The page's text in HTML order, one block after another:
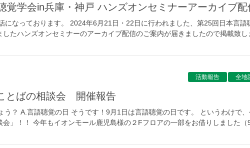
覚学会in兵庫・神戸 ハンズオンセミナーアーカイブ配
になっております。 2024年6月21日・22日に行われました、第25回日本言語
したハンズオンセミナーのアーカイブ配信のご案内が届きましたので掲載致
全地
活動報告
とばの相談会 開催報告
う？ A.言語聴覚の日 そうです！9月1日は言語聴覚の日です。 というわけで
会」！！ 今年もイオンモール鹿児島様の２Fフロアの一部をお借りしました